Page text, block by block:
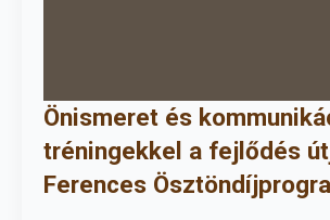
Önismeret és
tréningekkel a fejlődés
Ferences